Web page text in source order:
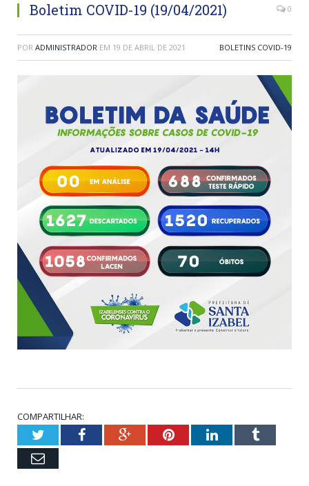
Boletim COVID-19 (19/04/2021) 0
POR ADMINISTRADOR EM 19 DE ABRIL DE 2021 BOLETINS COVID-19
COMPARTILHAR:
TwitterFacebookGoogle+PinterestLinkedInTumblr
Email